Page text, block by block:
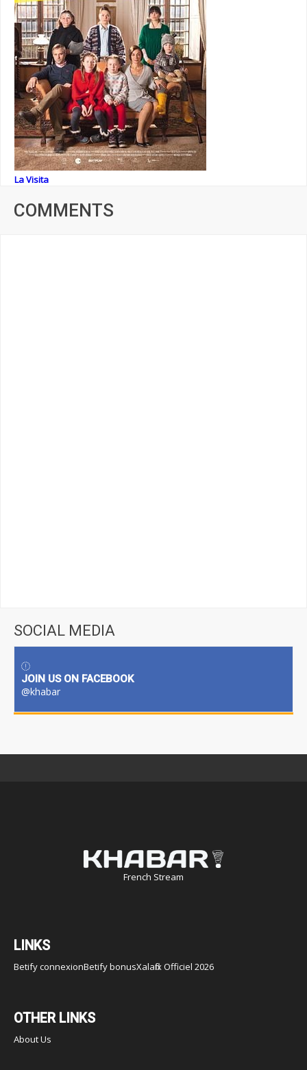
La Visita
COMMENTS
SOCIAL MEDIA
JOIN US ON FACEBOOK
@khabar
French Stream
LINKS
Betify connexionBetify bonusXalaflix Officiel 2026
OTHER LINKS
About Us